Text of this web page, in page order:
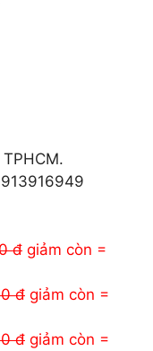
đ giảm còn =
đ giảm còn =
đ giảm còn =